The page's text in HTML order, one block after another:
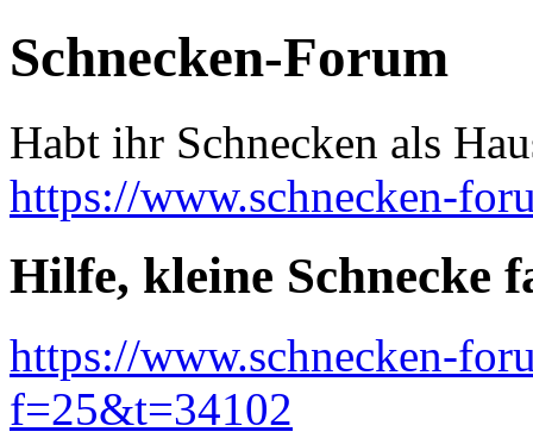
Schnecken-Forum
Habt ihr Schnecken als
https://www.schnecken-
Hilfe, kleine Schnecke
https://www.schnecken-
f=25&t=34102